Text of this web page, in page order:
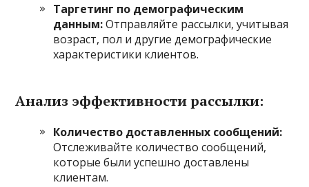
Таргетинг по демографическим
данным:Отправляйте рассылки, учитывая
возраст, пол и другие демографические
характеристики клиентов.
Анализ эффективности рассылки:
Количество доставленных сообщений:
Отслеживайте количество сообщений,
которые были успешно доставлены
клиентам.